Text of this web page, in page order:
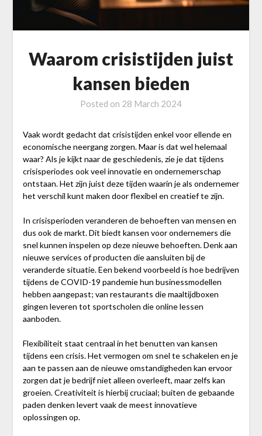
Waarom crisistijden juist
kansen bieden
Posted on 28 March 2024
Vaak wordt gedacht dat crisistijden enkel voor ellende en
economische neergang zorgen. Maar is dat wel helemaal
waar? Als je kijkt naar de geschiedenis, zie je dat tijdens
crisisperiodes ook veel innovatie en ondernemerschap
ontstaan. Het zijn juist deze tijden waarin je als ondernemer
het verschil kunt maken door flexibel en creatief te zijn.
In crisisperioden veranderen de behoeften van mensen en
dus ook de markt. Dit biedt kansen voor ondernemers die
snel kunnen inspelen op deze nieuwe behoeften. Denk aan
nieuwe services of producten die aansluiten bij de
veranderde situatie. Een bekend voorbeeld is hoe bedrijven
tijdens de COVID-19 pandemie hun businessmodellen
hebben aangepast; van restaurants die maaltijdboxen
gingen leveren tot sportscholen die online lessen
aanboden.
Flexibiliteit staat centraal in het benutten van kansen
tijdens een crisis. Het vermogen om snel te schakelen en je
aan te passen aan de nieuwe omstandigheden kan ervoor
zorgen dat je bedrijf niet alleen overleeft, maar zelfs kan
groeien. Creativiteit is hierbij cruciaal; buiten de gebaande
paden denken levert vaak de meest innovatieve
oplossingen op.